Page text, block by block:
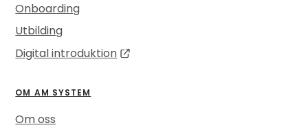
Onboarding
Utbilding
Digital introduktion
OM AM SYSTEM
Om oss